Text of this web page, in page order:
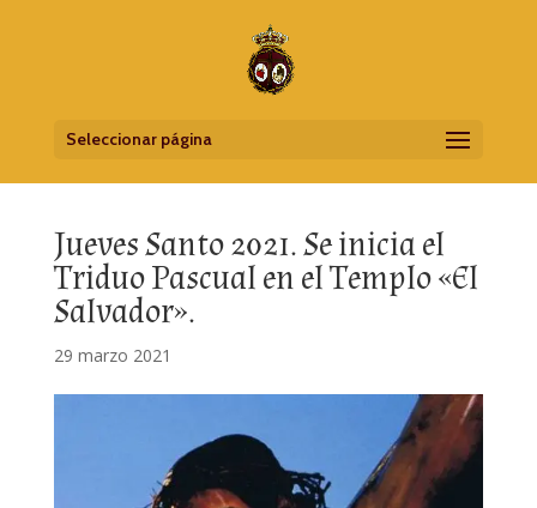
Seleccionar página
Jueves Santo 2021. Se inicia el
Triduo Pascual en el Templo «El
Salvador».
29 marzo 2021